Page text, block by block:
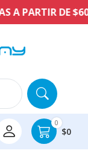
PARTIR DE
0
$0